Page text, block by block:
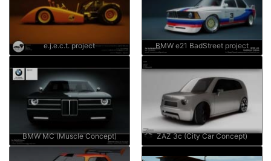
e.j.e.c.t. project BMW e21 BadStreet project
BMW MC (Muscle Concept) ZAZ 3c (City Car Concept)